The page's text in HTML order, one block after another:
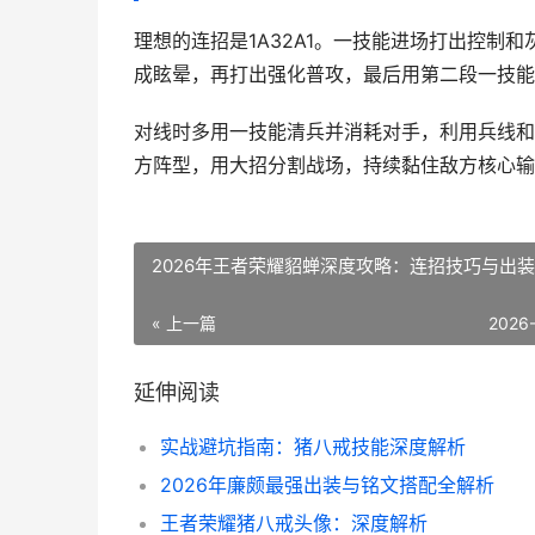
理想的连招是1A32A1。一技能进场打出控制
成眩晕，再打出强化普攻，最后用第二段一技
对线时多用一技能清兵并消耗对手，利用兵线
方阵型，用大招分割战场，持续黏住敌方核心
2026年王者荣耀貂蝉深度攻略：连招技巧与出
« 上一篇
延伸阅读
实战避坑指南：猪八戒技能深度解析
2026年廉颇最强出装与铭文搭配全解析
王者荣耀猪八戒头像：深度解析